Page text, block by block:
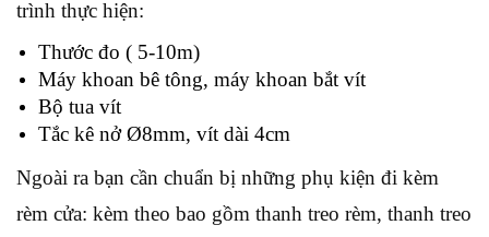
trình thực hiện:
Thước đo ( 5-10m)
Máy khoan bê tông, máy khoan bắt vít
Bộ tua vít
Tắc kê nở Ø8mm, vít dài 4cm
Ngoài ra bạn cần chuẩn bị những phụ kiện đi kèm
rèm cửa: kèm theo bao gồm thanh treo rèm, thanh treo